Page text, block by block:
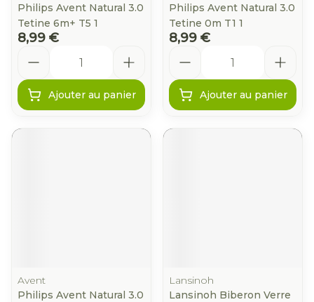
Philips Avent Natural 3.0
Tetine 6m+ T5 1
8,99 €
Ajouter au panier
Philips Avent Natural 3.0
Tetine 0m T1 1
8,99 €
Ajouter au panier
Avent
Philips Avent Natural 3.0
Lansinoh
Lansinoh Biberon Verre